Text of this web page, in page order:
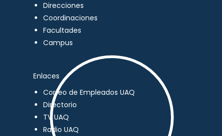
Direcciones
Coordinaciones
Facultades
Campus
Enlaces
Correo de Empleados UAQ
Directorio
TV UAQ
Radio UAQ